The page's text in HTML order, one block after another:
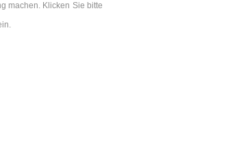
machen. Klicken Sie bitte